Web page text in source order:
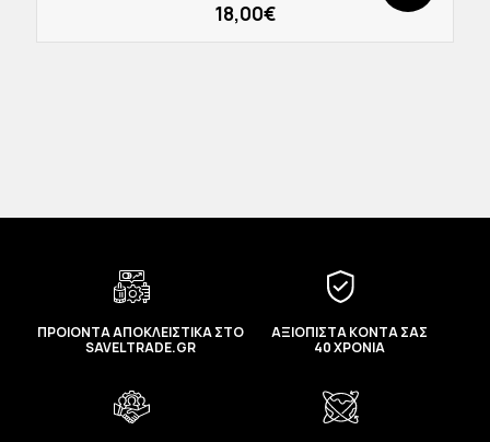
18,00€
ΠΡΟΙΟΝΤΑ ΑΠΟΚΛΕΙΣΤΙΚΑ ΣΤΟ
SAVELTRADE.GR
ΑΞΙΟΠΙΣΤΑ ΚΟΝΤΑ ΣΑΣ
40 ΧΡΟΝΙΑ